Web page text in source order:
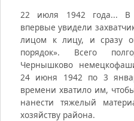
22 июля 1942 года... В
впервые увидели
лицом к лицу, и сразу
порядок». Всего
Чернышково
24 июня 1942 по 3
времени хватило им,
нанести тяжелый
хозяйству района.